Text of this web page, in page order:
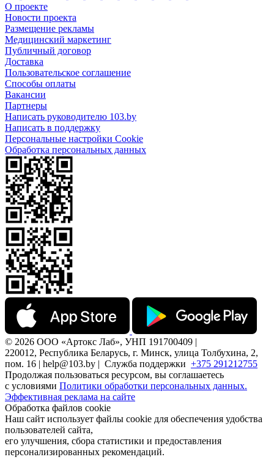
О проекте
Новости проекта
Размещение рекламы
Медицинский маркетинг
Публичный договор
Доставка
Пользовательское соглашение
Способы оплаты
Вакансии
Партнеры
Написать руководителю 103.by
Написать в поддержку
Персональные настройки Cookie
Обработка персональных данных
© 2026 ООО «Артокс Лаб», УНП 191700409 |
220012, Республика Беларусь, г. Минск, улица Толбухина, 2,
пом. 16 | help@103.by | Служба поддержки +375 291212755
Продолжая пользоваться ресурсом, вы соглашаетесь
с условиями Политики обработки персональных данных.
Эффективная реклама на сайте
Обработка файлов cookie
Наш сайт использует файлы cookie для обеспечения удобства
пользователей сайта,
его улучшения, сбора статистики и предоставления
персонализированных рекомендаций.